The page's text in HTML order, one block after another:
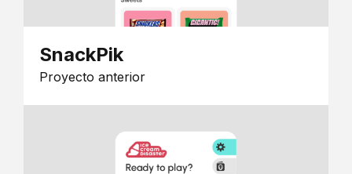
SnackPik
Proyecto anterior